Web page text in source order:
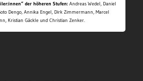
der höheren Stufen: Andreas Wedel, Daniel
Dengo, Annika Engel, Dirk Zimmermann, Marcel
Kristian Gäckle und Christian Zenker.